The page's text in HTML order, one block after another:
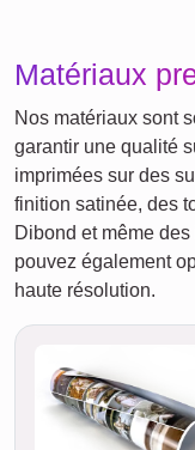
Matériaux
Nos matériaux sont
garantir une qualité
imprimées sur des
finition satinée, des
Dibond et même
pouvez également
haute résolution.